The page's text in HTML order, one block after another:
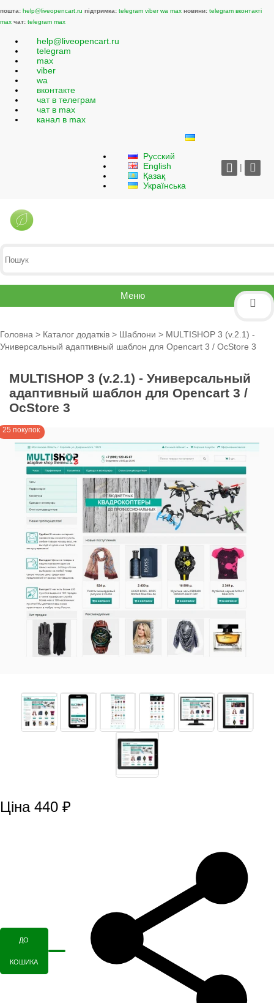
пошта: help@liveopencart.ru підтримка: telegram viber wa max новини: telegram вконтакті
max чат: telegram max
help@liveopencart.ru
telegram
max
viber
wa
вконтакте
чат в телеграм
чат в max
канал в max
Русский
English
Қазақ
Українська
|
Меню
Головна > Каталог додатків > Шаблони > MULTISHOP 3 (v.2.1) -
Универсальный адаптивный шаблон для Opencart 3 / OcStore 3
MULTISHOP 3 (v.2.1) - Универсальный
адаптивный шаблон для Opencart 3 /
OcStore 3
25 покупок
Ціна 440 ₽
ДО
КОШИКА